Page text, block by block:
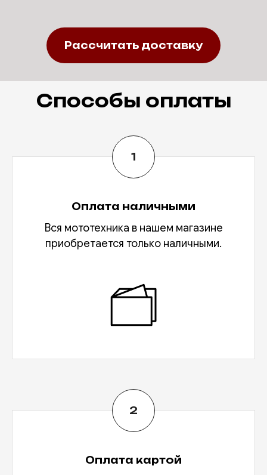
Рассчитать доставку
Способы оплаты
Оплата наличными
Вся мототехника в нашем магазине
приобретается только наличными.
Оплата картой